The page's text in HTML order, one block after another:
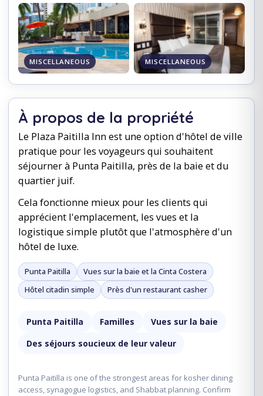
MISCELLANEOUS MISCELLANEOUS
À propos de la propriété
Le Plaza Paitilla Inn est une option d'hôtel de ville
pratique pour les voyageurs qui souhaitent
séjourner à Punta Paitilla, près de la baie et du
quartier juif.
Cela fonctionne mieux pour les clients qui
apprécient l'emplacement, les vues et la
logistique simple plutôt que l'atmosphère d'un
hôtel de luxe.
Punta Paitilla
Vues sur la baie et la Cinta Costera
Hôtel citadin simple
Près d'un restaurant casher
Punta Paitilla Familles
Vues sur la baie
Des séjours soucieux de leur valeur
Punta Paitilla is one of the strongest areas for kosher dining
access, synagogue logistics, and Shabbat planning. Confirm